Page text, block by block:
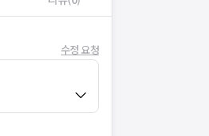
수정 요청